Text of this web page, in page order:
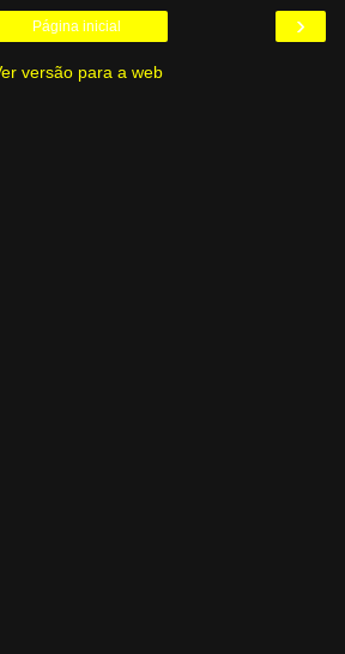
›
Página inicial
versão para a web